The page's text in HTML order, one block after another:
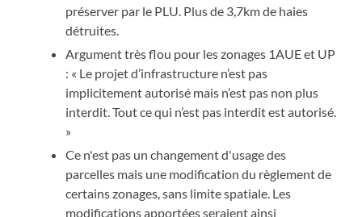
préserver par le PLU. Plus de 3,7km de haies
détruites.
Argument très flou pour les zonages 1AUE et UP
: « Le projet d’infrastructure n’est pas
implicitement autorisé mais n’est pas non plus
interdit. Tout ce qui n’est pas interdit est autorisé.
»
Ce n'est pas un changement d'usage des
parcelles mais une modification du règlement de
certains zonages, sans limite spatiale. Les
modifications apportées seraient ainsi